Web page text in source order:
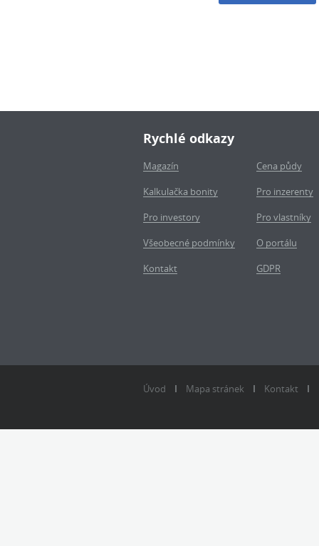
Rychlé odkazy
Magazín
Cena půdy
Kalkulačka bonity
Pro inzerenty
Pro investory
Pro vlastníky
Všeobecné podmínky
O portálu
Kontakt
GDPR
Úvod Mapa stránek Kontakt